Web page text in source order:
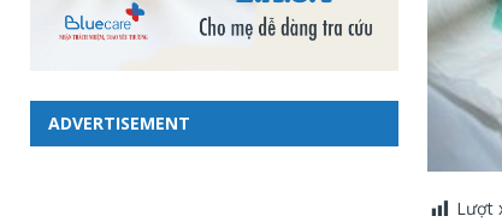
Lượt
ADVERTISEMENT